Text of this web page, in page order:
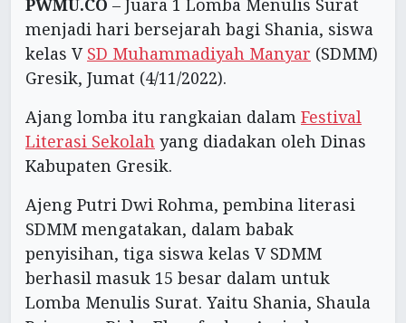
PWMU.CO – Juara 1 Lomba Menulis Surat
menjadi hari bersejarah bagi Shania, siswa
kelas V SD Muhammadiyah Manyar (SDMM)
Gresik, Jumat (4/11/2022).
Ajang lomba itu rangkaian dalam Festival
Literasi Sekolah yang diadakan oleh Dinas
Kabupaten Gresik.
Ajeng Putri Dwi Rohma, pembina literasi
SDMM mengatakan, dalam babak
penyisihan, tiga siswa kelas V SDMM
berhasil masuk 15 besar dalam untuk
Lomba Menulis Surat. Yaitu Shania, Shaula